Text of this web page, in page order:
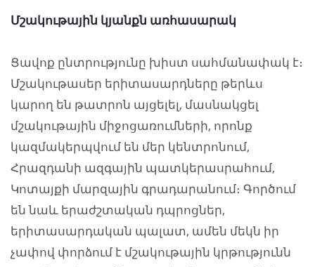
Մշակութային կյանքն առհասարակ
Ցավոք ընտրությունը խիստ սահմանափակ է։
Մշակութասեր երիտասարդները թերևս
կարող են թատրոն այցելել, մասնակցել
մշակութային միջոցառումների, որոնք
կազմակերպվում են մեր կենտրոնում,
Հրազդանի ազգային պատկերասրահում,
Կոտայքի մարզային գրադարանում։ Գործում
են նաև երաժշտական դպրոցներ,
երիտասարդական պալատ, ամեն մեկն իր
չափով փորձում է մշակութային կրթությունն